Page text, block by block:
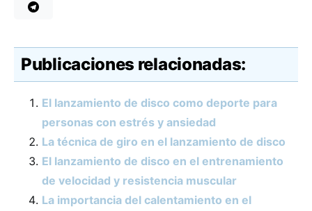
Publicaciones relacionadas:
El lanzamiento de disco como deporte para
personas con estrés y ansiedad
La técnica de giro en el lanzamiento de disco
El lanzamiento de disco en el entrenamiento
de velocidad y resistencia muscular
La importancia del calentamiento en el